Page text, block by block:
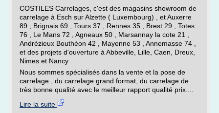
COSTILES Carrelages, c'est des magasins showroom de
carrelage à Esch sur Alzette ( Luxembourg) , et Auxerre
89 , Brignais 69 , Tours 37 , Rennes 35 , Brest 29 , Totes
76 , Le Mans 72 , Agneaux 50 , Marsannay la cote 21 ,
Andrézieux Bouthéon 42 , Mayenne 53 , Annemasse 74 ,
et des projets d'ouverture à Abbeville, Lille, Caen, Dreux,
Nimes et Nancy
Nous sommes spécialisés dans la vente et la pose de
carrelage , du carrelage grand format, du carrelage de
très bonne qualité avec le meilleur rapport qualité prix....
Lire la suite